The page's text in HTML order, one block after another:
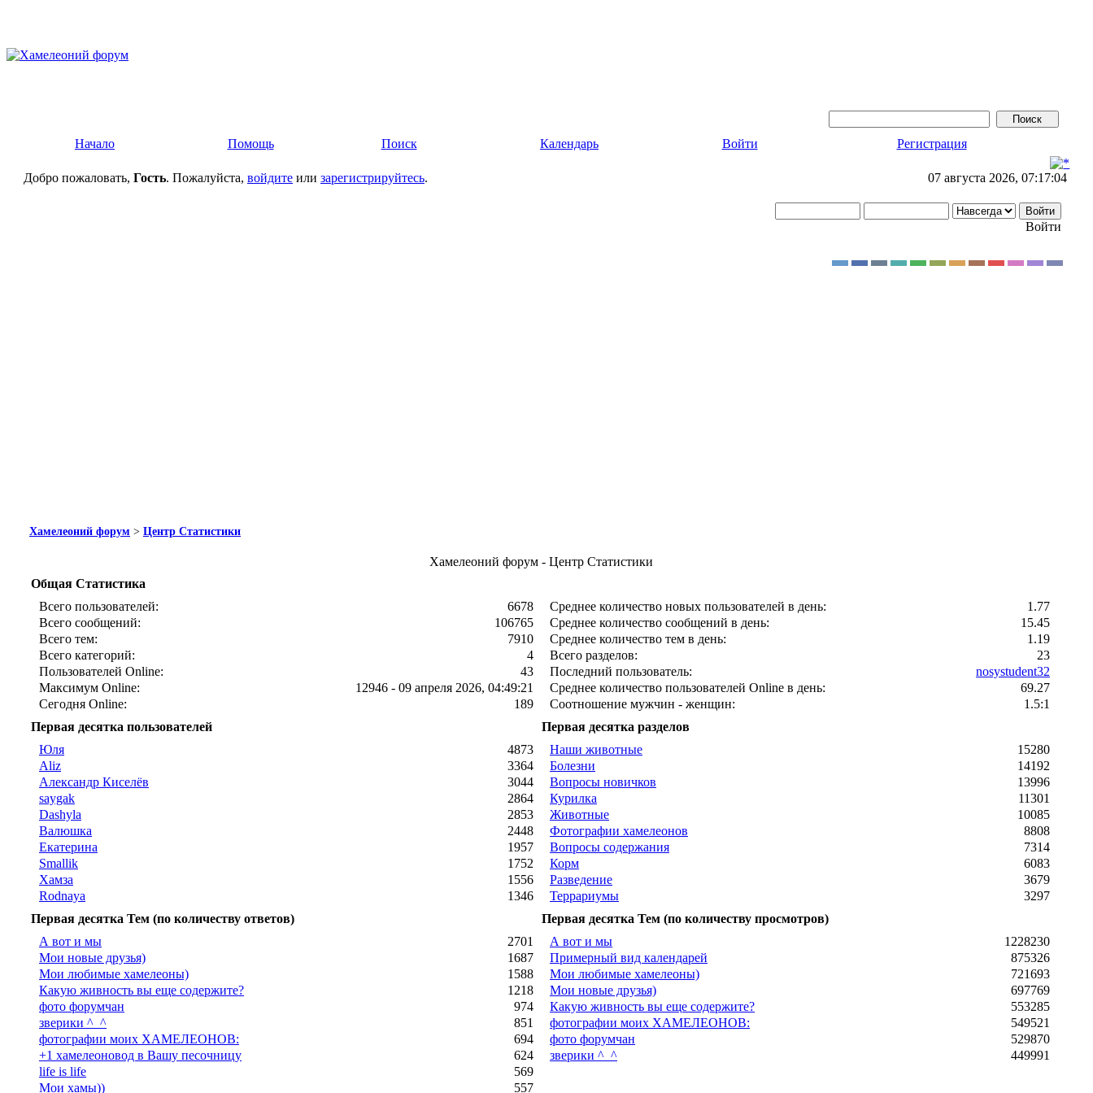
Начало Помощь Поиск Календарь Войти Регистрация
Добро пожаловать, Гость. Пожалуйста, войдите или зарегистрируйтесь. 07 августа 2026, 07:17:04
Войти
Хамелеоний форум > Центр Статистики
Хамелеоний форум - Центр Статистики
Общая Статистика
Всего пользователей:
6678
Всего сообщений:
106765
Всего тем:
7910
Всего категорий:
4
Пользователей Online:
43
Максимум Online:
12946 - 09 апреля 2026, 04:49:21
Сегодня Online:
189
Среднее количество новых пользователей в день:
1.77
Среднее количество сообщений в день:
15.45
Среднее количество тем в день:
1.19
Всего разделов:
23
Последний пользователь:
nosystudent32
Среднее количество пользователей Оnline в день:
69.27
Соотношение мужчин - женщин:
1.5:1
Первая десятка пользователей
Первая десятка разделов
Юля
4873
Aliz
3364
Александр Киселёв
3044
saygak
2864
Dashyla
2853
Валюшка
2448
Екатерина
1957
Smallik
1752
Хамза
1556
Rodnaya
1346
Наши животные
15280
Болезни
14192
Вопросы новичков
13996
Курилка
11301
Животные
10085
Фотографии хамелеонов
8808
Вопросы содержания
7314
Корм
6083
Разведение
3679
Террариумы
3297
Первая десятка Тем (по количеству ответов)
Первая десятка Тем (по количеству просмотров)
А вот и мы
2701
Мои новые друзья)
1687
Мои любимые хамелеоны)
1588
Какую живность вы еще содержите?
1218
фото форумчан
974
зверики ^_^
851
фотографии моих ХАМЕЛЕОНОВ:
694
+1 хамелеоновод в Вашу песочницу
624
life is life
569
Мои хамы))
557
А вот и мы
1228230
Примерный вид календарей
875326
Мои любимые хамелеоны)
721693
Мои новые друзья)
697769
Какую живность вы еще содержите?
553285
фотографии моих ХАМЕЛЕОНОВ:
549521
фото форумчан
529870
зверики ^_^
449991